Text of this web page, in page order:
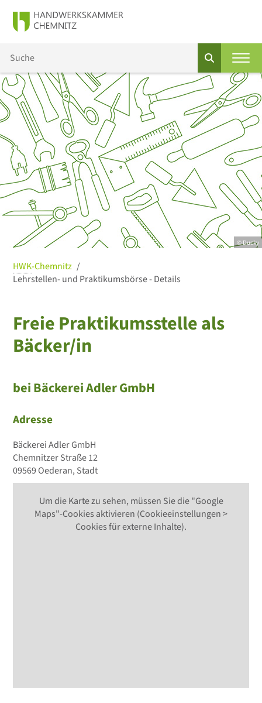
© Ducky
HWK-Chemnitz
Lehrstellen- und Praktikumsbörse - Details
Freie Praktikumsstelle als
Bäcker/in
bei Bäckerei Adler GmbH
Adresse
Bäckerei Adler GmbH
Chemnitzer Straße 12
09569 Oederan, Stadt
Um die Karte zu sehen, müssen Sie die "Google
Maps"-Cookies aktivieren (Cookieeinstellungen >
Cookies für externe Inhalte).